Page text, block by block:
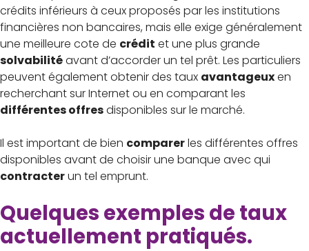
crédits inférieurs à ceux proposés par les institutions
financières non bancaires, mais elle exige généralement
une meilleure cote de crédit et une plus grande
solvabilitéavant d’accorder un tel prêt. Les particuliers
peuvent également obtenir des taux avantageuxen
recherchant sur Internet ou en comparant les
différentes offresdisponibles sur le marché.
Il est important de bien comparerles différentes offres
disponibles avant de choisir une banque avec qui
contracterun tel emprunt.
Quelques exemples de taux
actuellement pratiqués.